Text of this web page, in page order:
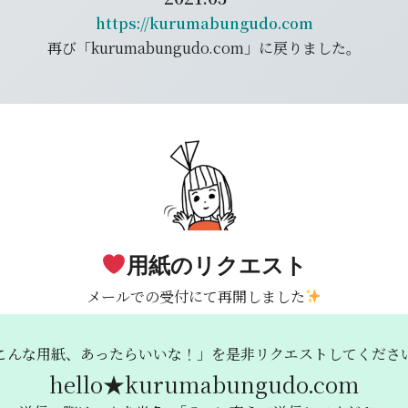
https://kurumabungudo.com
再び「kurumabungudo.com」に戻りました。
用紙のリクエスト
メールでの受付にて再開しました
んな用紙、あったらいいな！」を是非リクエストしてくださ
hello★kurumabungudo.com